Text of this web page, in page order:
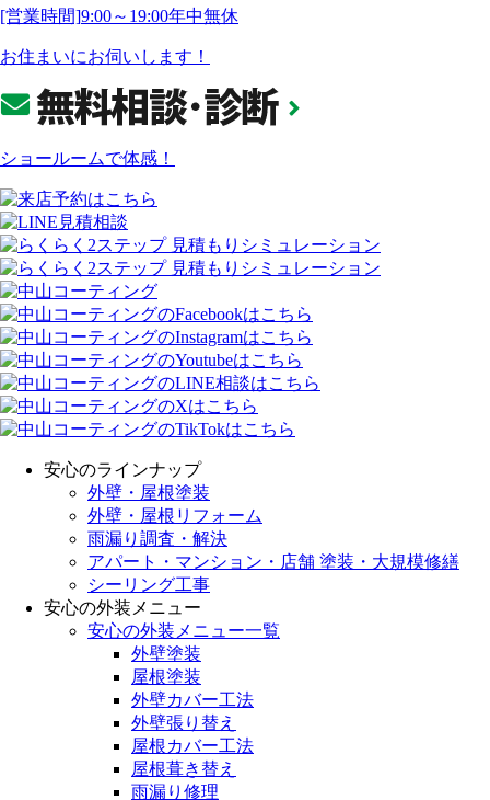
[営業時間]9:00～19:00年中無休
お住まいにお伺いします！
ショールームで体感！
安心のラインナップ
外壁・屋根塗装
外壁・屋根リフォーム
雨漏り調査・解決
アパート・マンション・店舗 塗装・大規模修繕
シーリング工事
安心の外装メニュー
安心の外装メニュー一覧
外壁塗装
屋根塗装
外壁カバー工法
外壁張り替え
屋根カバー工法
屋根葺き替え
雨漏り修理